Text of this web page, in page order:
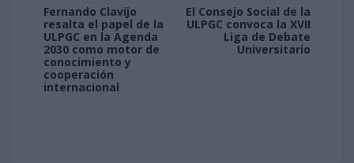
Fernando Clavijo
resalta el papel de la
ULPGC en la Agenda
2030 como motor de
conocimiento y
cooperación
internacional
El Consejo Social de la
ULPGC convoca la XVII
Liga de Debate
Universitario